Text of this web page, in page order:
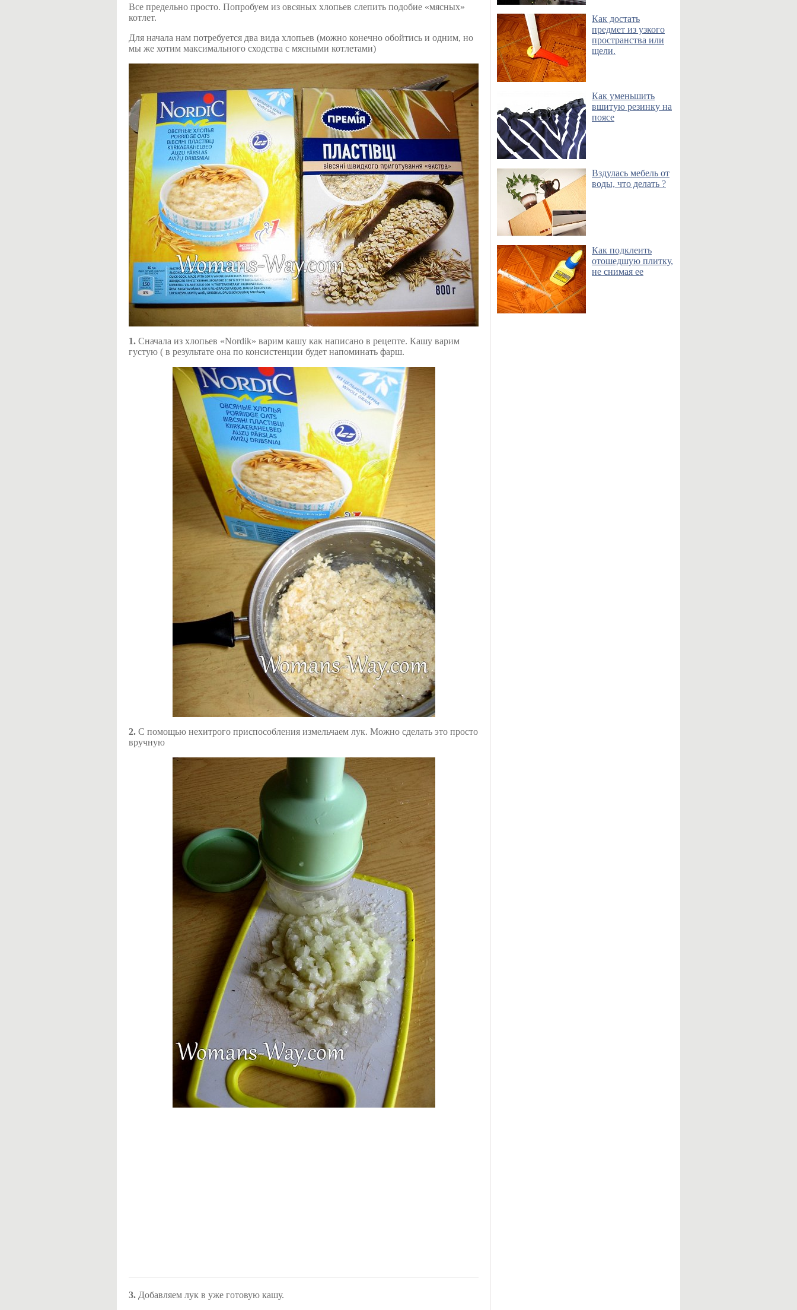
Все предельно просто. Попробуем из овсяных хлопьев слепить подобие «мясных»
котлет.
Для начала нам потребуется два вида хлопьев (можно конечно обойтись и одним, но
мы же хотим максимального сходства с мясными котлетами)
1. Сначала из хлопьев «Nordik» варим кашу как написано в рецепте. Кашу варим
густую ( в результате она по консистенции будет напоминать фарш.
2. С помощью нехитрого приспособления измельчаем лук. Можно сделать это просто
вручную
3. Добавляем лук в уже готовую кашу.
Как достать
предмет из узкого
пространства или
щели.
Как уменьшить
вшитую резинку на
поясе
Вздулась мебель от
воды, что делать ?
Как подклеить
отошедшую плитку,
не снимая ее